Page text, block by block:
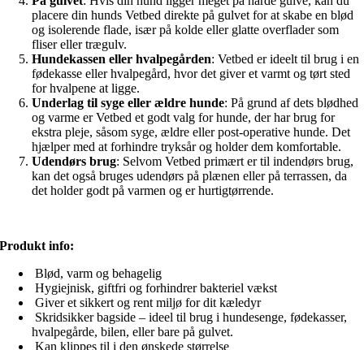
placere din hunds Vetbed direkte på gulvet for at skabe en blød
og isolerende flade, især på kolde eller glatte overflader som
fliser eller trægulv.
Hundekassen eller hvalpegården: Vetbed er ideelt til brug i en
fødekasse eller hvalpegård, hvor det giver et varmt og tørt sted
for hvalpene at ligge.
Underlag til syge eller ældre hunde: På grund af dets blødhed
og varme er Vetbed et godt valg for hunde, der har brug for
ekstra pleje, såsom syge, ældre eller post-operative hunde. Det
hjælper med at forhindre tryksår og holder dem komfortable.
Udendørs brug: Selvom Vetbed primært er til indendørs brug,
kan det også bruges udendørs på plænen eller på terrassen, da
det holder godt på varmen og er hurtigtørrende.
Produkt info:
Blød, varm og behagelig
Hygiejnisk, giftfri og forhindrer bakteriel vækst
Giver et sikkert og rent miljø for dit kæledyr
Skridsikker bagside – ideel til brug i hundesenge, fødekasser,
hvalpegårde, bilen, eller bare på gulvet.
Kan klippes til i den ønskede størrelse